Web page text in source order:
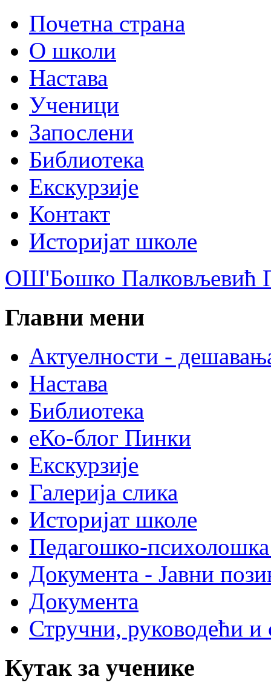
Почетна страна
О школи
Настава
Ученици
Запослени
Библиотека
Екскурзије
Контакт
Историјат школе
ОШ'Бошко Палковљевић
Главни мени
Актуелности -
Настава
Библиотека
еКо-блог Пинки
Екскурзије
Галерија слика
Историјат школе
Педагошко-психолошка
Документа - Јавни
Документа
Стручни, руководећи и
Кутак за ученике